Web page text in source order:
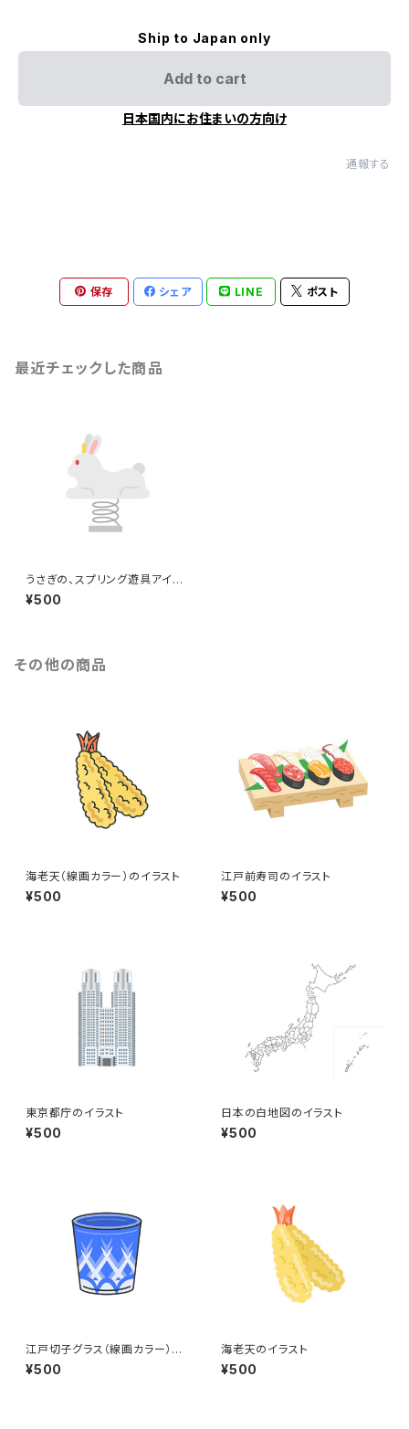
Ship to Japan only
Add to cart
日本国内にお住まいの方向け
通報する
保存 シェア LINE ポスト
最近チェックした商品
うさぎの、スプリング遊具アイコ
ンのイラスト
¥500
その他の商品
海老天（線画カラー）のイラスト
¥500
江戸前寿司のイラスト
¥500
東京都庁のイラスト
¥500
日本の白地図のイラスト
¥500
江戸切子グラス（線画カラー）の
イラスト
¥500
海老天のイラスト
¥500